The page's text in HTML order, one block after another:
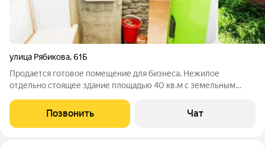
улица Рябикова,61Б
Продается готовое помещение для бизнеса. Нежилое
отдельно стоящее здание площадью 40 кв.м с земельным
с прихожей, две комнаты и отдельно санузел. Сделан
качественный ремонт во всех помещениях:
Позвонить Чат